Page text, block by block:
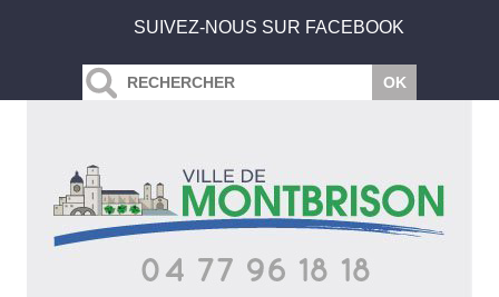
SUIVEZ-NOUS SUR FACEBOOK